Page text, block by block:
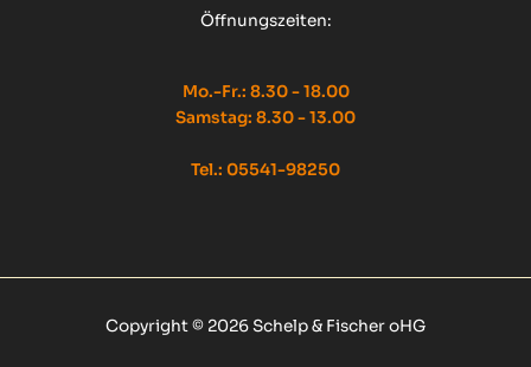
Öffnungszeiten:
Mo.-Fr.: 8.30 - 18.00
Samstag: 8.30 - 13.00
Tel.: 05541-98250
Copyright © 2026 Schelp & Fischer oHG